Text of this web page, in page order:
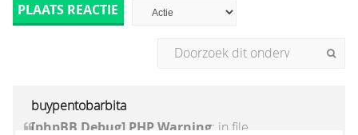
PLAATS REACTIE
buypentobarbita
[phpBB Debug] PHP Warning: in file